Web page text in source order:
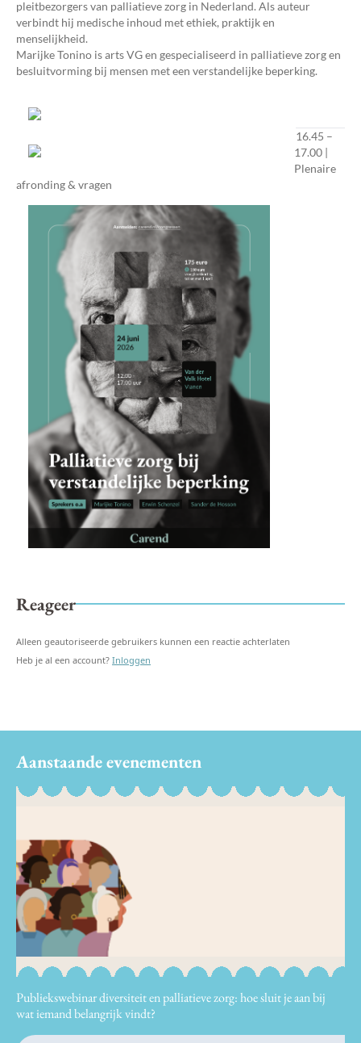
pleitbezorgers van palliatieve zorg in Nederland. Als auteur
verbindt hij medische inhoud met ethiek, praktijk en
menselijkheid.
Marijke Tonino is arts VG en gespecialiseerd in palliatieve zorg en
besluitvorming bij mensen met een verstandelijke beperking.
16.45 –
17.00 |
Plenaire
afronding & vragen
Reageer
Alleen geautoriseerde gebruikers kunnen een reactie achterlaten
Heb je al een account? Inloggen
Aanstaande evenementen
Publiekswebinar diversiteit en palliatieve zorg: hoe sluit je aan bij
wat iemand belangrijk vindt?